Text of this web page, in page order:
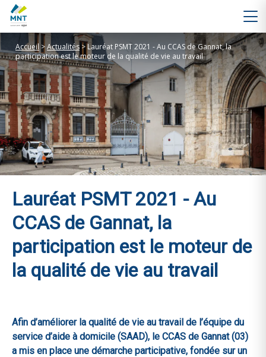
Accueil >Actualités >Lauréat PSMT 2021 - Au CCAS de Gannat, la
participation est le moteur de la qualité de vie au travail
Lauréat PSMT 2021 - Au
CCAS de Gannat, la
participation est le moteur de
la qualité de vie au travail
Afin d’améliorer la qualité de vie au travail de l’équipe du
service d’aide à domicile (SAAD), le CCAS de Gannat (03)
a mis en place une démarche participative, fondée sur un